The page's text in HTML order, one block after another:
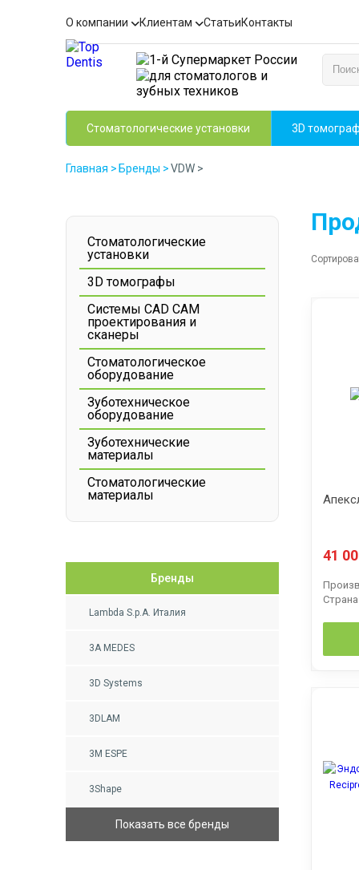
О компании Клиентам СтатьиКонтакты
Стоматологические установки 3D
Главная > Бренды >VDW >
41
Стоматологические
установки
3D томографы
Системы CAD CAM
проектирования и
сканеры
Стоматологическое
оборудование
Зуботехническое
оборудование
Зуботехнические
материалы
Стоматологические
материалы
Бренды
Lambda S.p.A. Италия
3A MEDES
3D Systems
3DLAM
3M ESPE
3Shape
Показать все бренды